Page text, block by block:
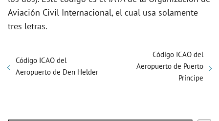
Aviación Civil Internacional, el cual usa solamente
tres letras.
Código ICAO del
Aeropuerto de Den Helder
Código ICAO del
Aeropuerto de Puerto
Príncipe